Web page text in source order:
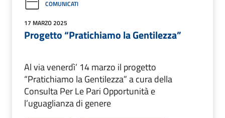
COMUNICATI
17 MARZO 2025
Progetto “Pratichiamo la Gentilezza”
Al via venerdì’ 14 marzo il progetto
“Pratichiamo la Gentilezza” a cura della
Consulta Per Le Pari Opportunità e
l’uguaglianza di genere